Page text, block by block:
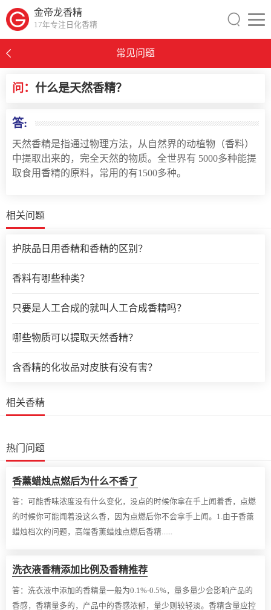
金帝龙香精
17年专注日化香精
常见问题
问： 什么是天然香精？
答:
天然香精是指通过物理方法，从自然界的动植物（香料）
中提取出来的，完全天然的物质。全世界有 5000多种能提
取食用香精的原料，常用的有1500多种。
相关问题
护肤品日用香精和香精的区别？
香料有哪些种类？
只要是人工合成的就叫人工合成香精吗？
哪些物质可以提取天然香精？
含香精的化妆品对皮肤有没有害？
相关香精
热门问题
香薰蜡烛点燃后为什么不香了
答：
可能香味浓度没有什么变化，没点的时候你拿在手上闻着香，点燃
的时候你可能闻着没这么香，因为点燃后你不会拿手上闻。1.由于香薰
蜡烛档次的问题，高端香薰蜡烛点燃后香精......
洗衣液香精添加比例及香精推荐
答： 洗衣液中添加的香精量一般为0.1%-0.5%，量多量少会影响产品的
香感，香精量多的，产品中的香感浓郁，量少则较轻淡。香精含量应控